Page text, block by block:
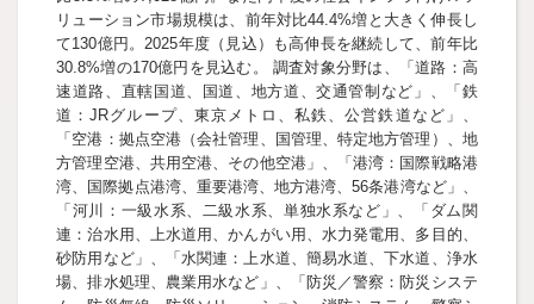
リューション市場規模は、前年対比44.4%増と大きく伸長し
て130億円。2025年度（見込）も高伸長を継続して、前年比
30.8%増の170億円を見込む。 調査対象分野は、「道路：高
速道路、直轄国道、国道、地方道、交通管制など」、「鉄
道：JRグループ、東京メトロ、私鉄、公営鉄道など」、
「空港：拠点空港（会社管理、国管理、特定地方管理）、地
方管理空港、共用空港、その他空港」、「港湾：国際戦略港
湾、国際拠点港湾、重要港湾、地方港湾、56条港湾など」、
「河川：一級水系、二級水系、単独水系など」、「ダム関
連：治水用、上水道用、かんがい用、水力発電用、多目的、
砂防用など」、「水関連：上水道、簡易水道、下水道、浄水
場、排水処理、農業用水など」、「防災／警察：防災システ